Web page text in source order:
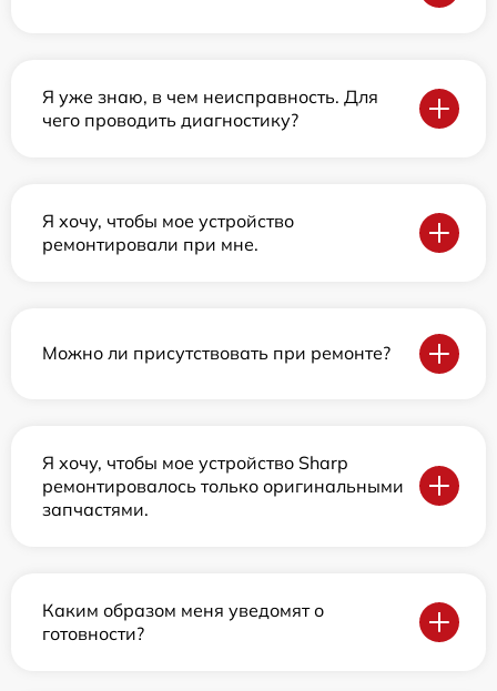
Я уже знаю, в чем неисправность. Для
чего проводить диагностику?
Я хочу, чтобы мое устройство
ремонтировали при мне.
Можно ли присутствовать при ремонте?
Я хочу, чтобы мое устройство Sharp
ремонтировалось только оригинальными
запчастями.
Каким образом меня уведомят о
готовности?